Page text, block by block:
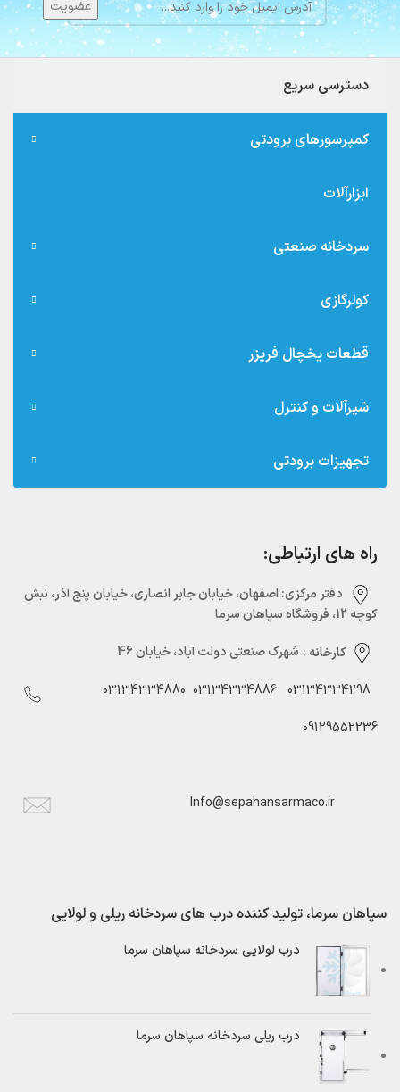
دسترسی سریع
کمپرسورهای برودتی
ابزارآلات
سردخانه صنعتی
کولرگازی
قطعات یخچال فریزر
شیرآلات و کنترل
تجهیزات برودتی
راه های ارتباطی:
دفتر مرکزی:‌ اصفهان، خیابان جابر انصاری، خیابان پنج آذر، نبش
کوچه 12، فروشگاه سپاهان سرما
کارخانه : شهرک صنعتی دولت آباد، خیابان 46
03134334298
03134334886
03134334880
09129552236
Info@sepahansarmaco.ir
سپاهان سرما، تولید کننده درب های سردخانه ریلی و لولایی
درب لولایی سردخانه سپاهان سرما
درب ریلی سردخانه سپاهان سرما